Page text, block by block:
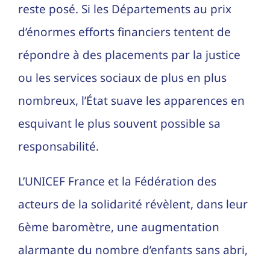
reste posé. Si les Départements au prix
d’énormes efforts financiers tentent de
répondre à des placements par la justice
ou les services sociaux de plus en plus
nombreux, l’État suave les apparences en
esquivant le plus souvent possible sa
responsabilité.
L’UNICEF France et la Fédération des
acteurs de la solidarité révèlent, dans leur
6ème baromètre, une augmentation
alarmante du nombre d’enfants sans abri,